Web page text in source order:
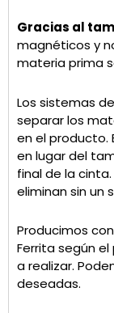
Gracias al
magnéticos y
materia prima
Los sistemas
separar los
en el producto.
en lugar del
final de la
eliminan sin un
Producimos
Ferrita según
a realizar.
deseadas.